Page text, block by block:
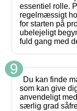
essentiel rolle.
regelmæssigt
for starten på
ubelejeligt
fuld gang med
9
Du kan finde
som kan give
anvendeligt
særlig grad